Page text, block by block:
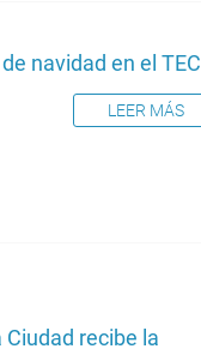
navidad en el TEC
LEER MÁS
recibe la